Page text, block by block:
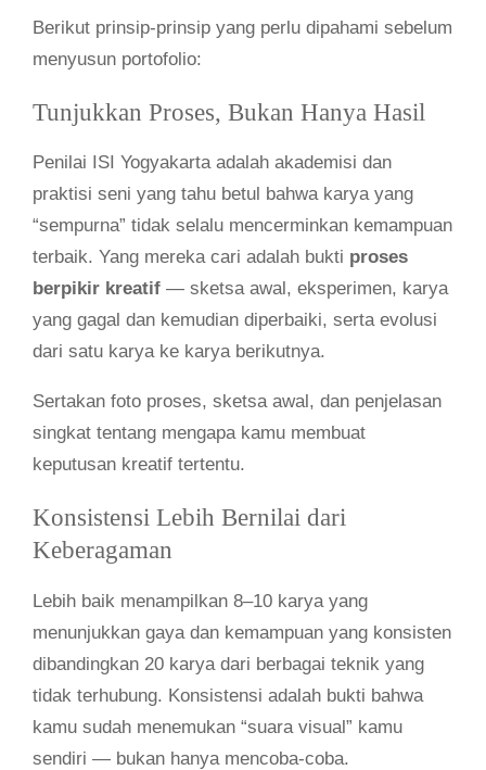
Berikut prinsip-prinsip yang perlu dipahami sebelum
menyusun portofolio:
Tunjukkan Proses, Bukan Hanya Hasil
Penilai ISI Yogyakarta adalah akademisi dan
praktisi seni yang tahu betul bahwa karya yang
“sempurna” tidak selalu mencerminkan kemampuan
terbaik. Yang mereka cari adalah bukti proses
berpikir kreatif — sketsa awal, eksperimen, karya
yang gagal dan kemudian diperbaiki, serta evolusi
dari satu karya ke karya berikutnya.
Sertakan foto proses, sketsa awal, dan penjelasan
singkat tentang mengapa kamu membuat
keputusan kreatif tertentu.
Konsistensi Lebih Bernilai dari
Keberagaman
Lebih baik menampilkan 8–10 karya yang
menunjukkan gaya dan kemampuan yang konsisten
dibandingkan 20 karya dari berbagai teknik yang
tidak terhubung. Konsistensi adalah bukti bahwa
kamu sudah menemukan “suara visual” kamu
sendiri — bukan hanya mencoba-coba.